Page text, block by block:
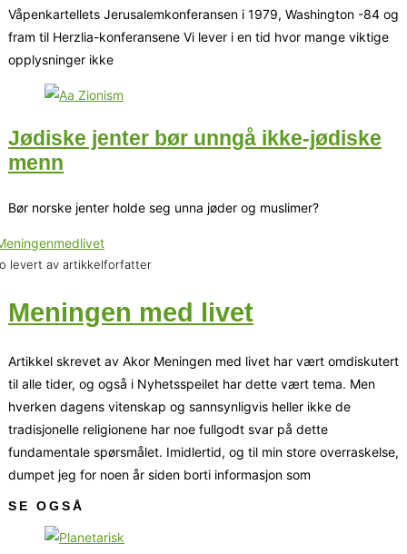
Våpenkartellets Jerusalemkonferansen i 1979, Washington -84 og
fram til Herzlia-konferansene Vi lever i en tid hvor mange viktige
opplysninger ikke
Jødiske jenter bør unngå ikke-jødiske
menn
Bør norske jenter holde seg unna jøder og muslimer?
levert av artikkelforfatter
Meningen med livet
Artikkel skrevet av Akor Meningen med livet har vært omdiskutert
til alle tider, og også i Nyhetsspeilet har dette vært tema. Men
hverken dagens vitenskap og sannsynligvis heller ikke de
tradisjonelle religionene har noe fullgodt svar på dette
fundamentale spørsmålet. Imidlertid, og til min store overraskelse,
dumpet jeg for noen år siden borti informasjon som
SE OGSÅ